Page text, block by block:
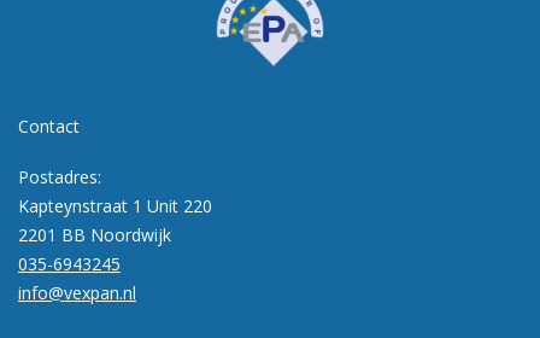
Contact
Postadres:
Kapteynstraat 1 Unit 220
2201 BB Noordwijk
035-6943245
info@vexpan.nl